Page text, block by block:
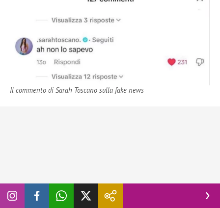
Il commento di Sarah Toscano sulla fake news